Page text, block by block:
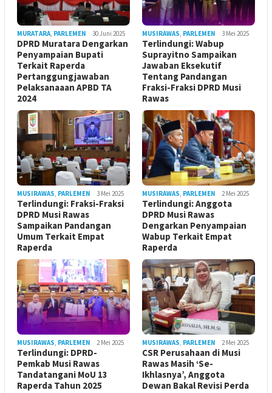
MURATARA PARLEMEN 30 Juni 2025
DPRD Muratara Dengarkan
Penyampaian Bupati
Terkait Raperda
Pertanggungjawaban
Pelaksanaaan APBD TA
2024
MUSIRAWAS PARLEMEN 3 Mei 2025
Terlindungi: Wabup
Suprayitno Sampaikan
Jawaban Eksekutif
Tentang Pandangan
Fraksi-Fraksi DPRD Musi
Rawas
MUSIRAWAS PARLEMEN 3 Mei 2025
Terlindungi: Fraksi-Fraksi
DPRD Musi Rawas
Sampaikan Pandangan
Umum Terkait Empat
Raperda
MUSIRAWAS PARLEMEN 2 Mei 2025
Terlindungi: Anggota
DPRD Musi Rawas
Dengarkan Penyampaian
Wabup Terkait Empat
Raperda
MUSIRAWAS PARLEMEN 2 Mei 2025
Terlindungi: DPRD-
Pemkab Musi Rawas
Tandatangani MoU 13
Raperda Tahun 2025
MUSIRAWAS PARLEMEN 2 Mei 2025
CSR Perusahaan di Musi
Rawas Masih ‘Se-
Ikhlasnya’, Anggota
Dewan Bakal Revisi Perda ‎